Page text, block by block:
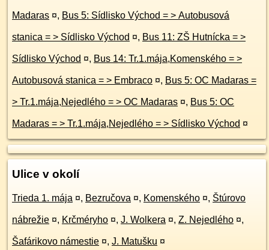
Madaras ¤, Bus 5: Sídlisko Východ = > Autobusová
stanica = > Sídlisko Východ ¤, Bus 11: ZŠ Hutnícka = >
Sídlisko Východ ¤, Bus 14: Tr.1.mája,Komenského = >
Autobusová stanica = > Embraco ¤, Bus 5: OC Madaras =
> Tr.1.mája,Nejedlého = > OC Madaras ¤, Bus 5: OC
Madaras = > Tr.1.mája,Nejedlého = > Sídlisko Východ ¤
Ulice v okolí
Trieda 1. mája ¤, Bezručova ¤, Komenského ¤, Štúrovo
nábrežie ¤, Krčméryho ¤, J. Wolkera ¤, Z. Nejedlého ¤,
Šafárikovo námestie ¤, J. Matušku ¤